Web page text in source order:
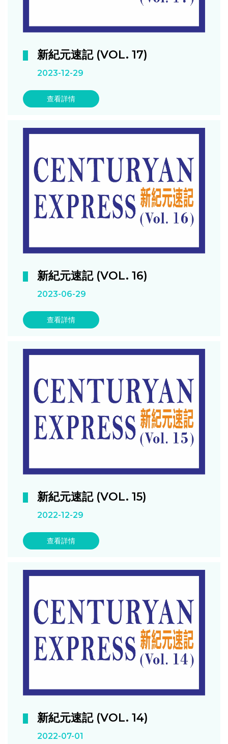
新紀元速記 (VOL. 17)
2023-12-29
查看詳情
新紀元速記 (VOL. 16)
2023-06-29
查看詳情
新紀元速記 (VOL. 15)
2022-12-29
查看詳情
新紀元速記 (VOL. 14)
2022-07-01